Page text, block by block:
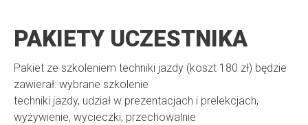
PAKIETY UCZESTNIKA
Pakiet ze szkoleniem techniki jazdy (koszt 180 zł) będzie
zawierał: wybrane szkolenie
techniki jazdy, udział w prezentacjach i prelekcjach,
wyżywienie, wycieczki, przechowalnie